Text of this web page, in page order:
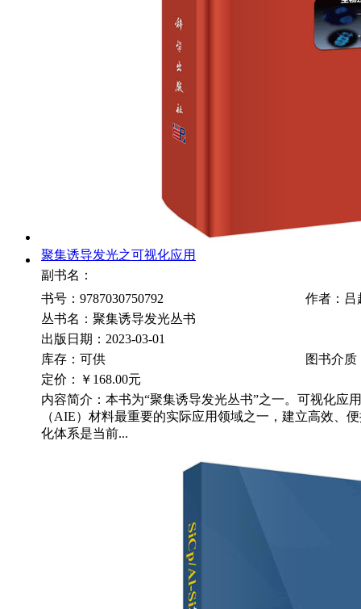
聚集诱导发光之可视化应用
副书名：
书号：9787030750792
作者：吕
丛书名：聚集诱导发光丛书
出版日期：2023-03-01
库存：可供
图书介质
定价：
￥168.00元
内容简介：本书为“聚集诱导发光丛书”之一。可视化应
（AIE）材料最重要的实际应用领域之一，建立高效、
化体系是当前...